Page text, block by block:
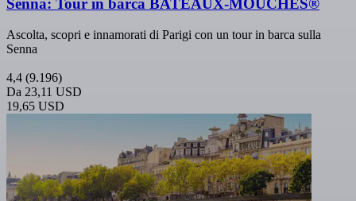
Senna: Tour in barca BATEAUX-MOUCHES®
Ascolta, scopri e innamorati di Parigi con un tour in barca sulla
Senna
4,4 (9.196)
Da 23,11 USD
19,65 USD